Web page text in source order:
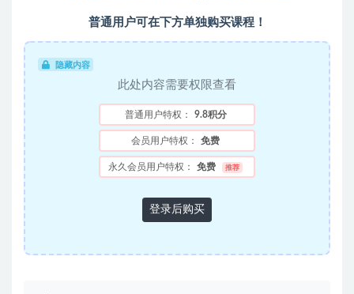
普通用户可在下方单独购买课程！
隐藏内容
此处内容需要权限查看
普通用户特权： 9.8积分
会员用户特权： 免费
永久会员用户特权： 免费 推荐
登录后购买